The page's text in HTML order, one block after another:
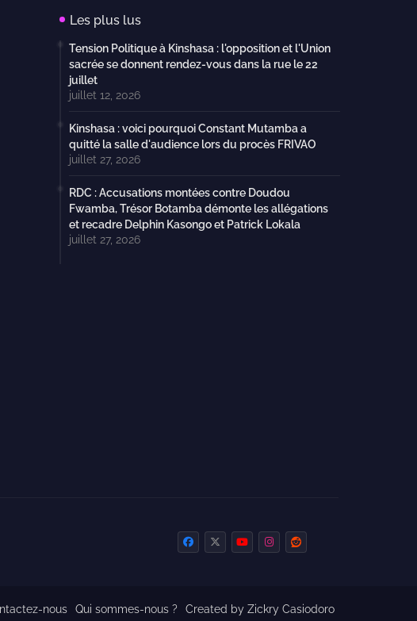
Les plus lus
Tension Politique à Kinshasa : l'opposition et l'Union
sacrée se donnent rendez-vous dans la rue le 22
juillet
juillet 12, 2026
Kinshasa : voici pourquoi Constant Mutamba a
quitté la salle d'audience lors du procès FRIVAO
juillet 27, 2026
RDC : Accusations montées contre Doudou
Fwamba, Trésor Botamba démonte les allégations
et recadre Delphin Kasongo et Patrick Lokala
juillet 27, 2026
nous Qui sommes-nous ? Created by Zickry Casiodoro